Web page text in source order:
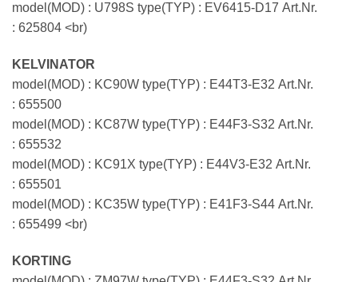
model(MOD) : U798S type(TYP) : EV6415-D17 Art.Nr.
: 625804 <br)
KELVINATOR
model(MOD) : KC90W type(TYP) : E44T3-E32 Art.Nr.
: 655500
model(MOD) : KC87W type(TYP) : E44F3-S32 Art.Nr.
: 655532
model(MOD) : KC91X type(TYP) : E44V3-E32 Art.Nr.
: 655501
model(MOD) : KC35W type(TYP) : E41F3-S44 Art.Nr.
: 655499 <br)
KORTING